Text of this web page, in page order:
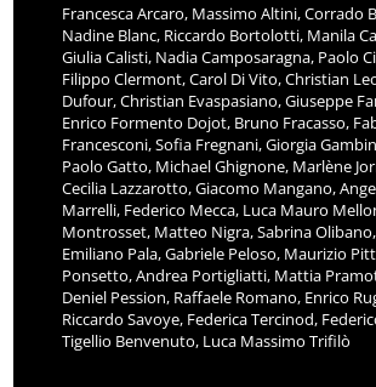
Francesca Arcaro, Massimo Altini, Corrado
Nadine Blanc, Riccardo Bortolotti, Manila
Giulia Calisti, Nadia Camposaragna, Paolo
Filippo Clermont, Carol Di Vito, Christian
Dufour, Christian Evaspasiano, Giuseppe
Enrico Formento Dojot, Bruno Fracasso,
Francesconi, Sofia Fregnani, Giorgia
Paolo Gatto, Michael Ghignone, Marlène
Cecilia Lazzarotto, Giacomo Mangano,
Marrelli, Federico Mecca, Luca Mauro
Montrosset, Matteo Nigra, Sabrina Olibano,
Emiliano Pala, Gabriele Peloso, Maurizio
Ponsetto, Andrea Portigliatti, Mattia
Deniel Pession, Raffaele Romano, Enrico
Riccardo Savoye, Federica Tercinod,
Tigellio Benvenuto, Luca Massimo Trifilò